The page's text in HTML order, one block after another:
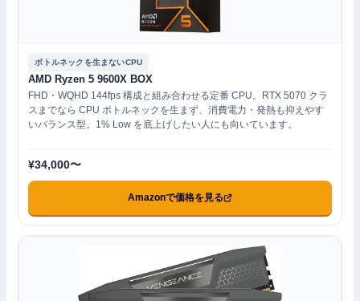
ボトルネックを生まないCPU
AMD Ryzen 5 9600X BOX
FHD・WQHD 144fps 構成と組み合わせる定番 CPU。RTX 5070 クラ
スまでなら CPU ボトルネックを生まず、消費電力・発熱も抑えやす
いバランス型。1% Low を底上げしたい人にも向いています。
¥34,000〜
Amazonで価格を見る